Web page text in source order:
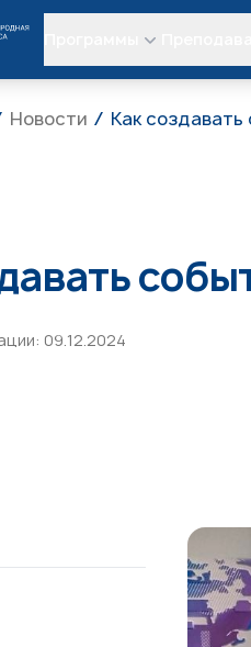
Новости Как
09.12.2024